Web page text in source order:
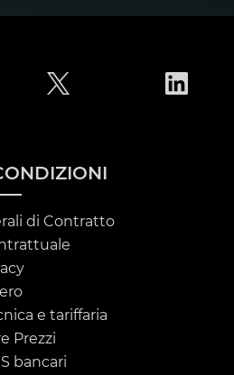
di Contratto
e tariffaria
Prezzi
bancari